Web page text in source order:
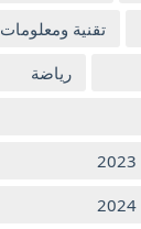
تقنية ومعلومات
رياضة